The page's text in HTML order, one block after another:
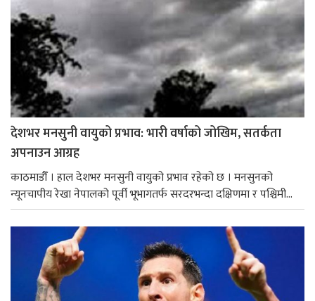
देशभर मनसुनी वायुको प्रभाव: भारी वर्षाको जोखिम, सतर्कता
अपनाउन आग्रह
काठमाडौँ । हाल देशभर मनसुनी वायुको प्रभाव रहेको छ । मनसुनको
न्यूनचापीय रेखा नेपालको पूर्वी भूभागतर्फ सरदरभन्दा दक्षिणमा र पश्चिमी...